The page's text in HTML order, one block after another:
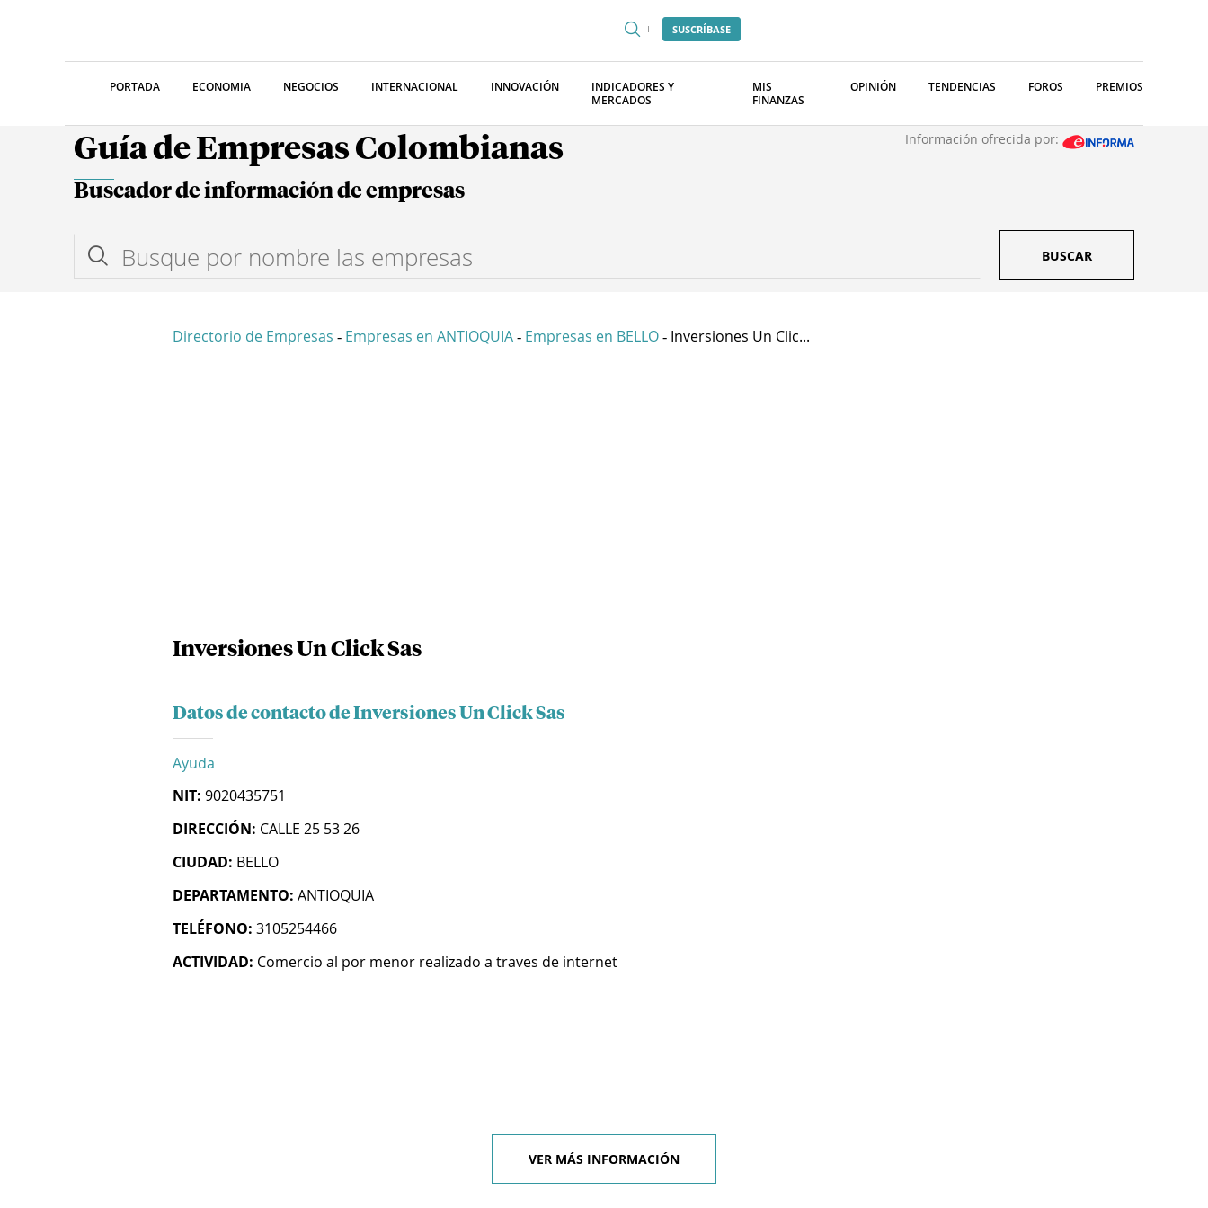
SUSCRÍBASE
PORTADA ECONOMIA NEGOCIOS INTERNACIONAL INNOVACIÓN
INDICADORES Y
MERCADOS
MIS
FINANZAS
OPINIÓN TENDENCIAS FOROS PREMIOS
Guía de Empresas Colombianas Información ofrecida por:
Buscador de información de empresas
BUSCAR
Directorio de Empresas - Empresas en ANTIOQUIA - Empresas en BELLO - Inversiones Un Clic...
Inversiones Un Click Sas
Datos de contacto de Inversiones Un Click Sas
Ayuda
NIT: 9020435751
DIRECCIÓN: CALLE 25 53 26
CIUDAD: BELLO
DEPARTAMENTO: ANTIOQUIA
TELÉFONO: 3105254466
ACTIVIDAD: Comercio al por menor realizado a traves de internet
VER MÁS INFORMACIÓN